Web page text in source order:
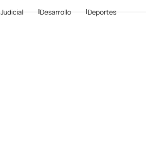
Judicial Desarrollo Deportes